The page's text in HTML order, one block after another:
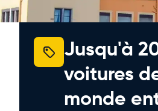
Jusqu'à
voitures
monde